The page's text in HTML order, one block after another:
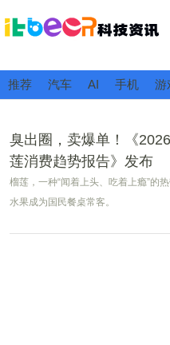
推荐 汽车 AI 手机 游
臭出圈，卖爆单！《
莲消费趋势报告》发布
榴莲，一种“闻着上头、吃着上瘾”的
水果成为国民餐桌常客。